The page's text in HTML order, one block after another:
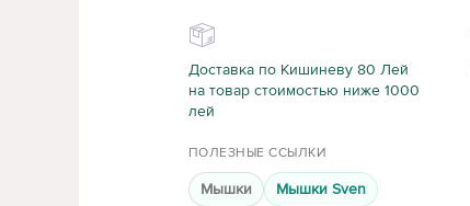
Доставка по Кишиневу 80 Лей
на товар стоимостью ниже 1000
лей
ПОЛЕЗНЫЕ ССЫЛКИ
Мышки Мышки Sven